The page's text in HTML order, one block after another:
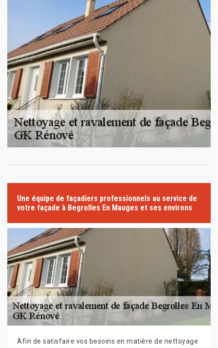
Une équipe de façadiers professionnels au service de
votre façade à Begrolles En Mauges et ses environs
Afin de satisfaire vos besoins en matière de nettoyage